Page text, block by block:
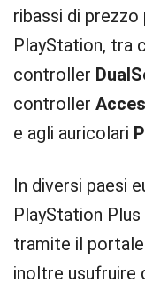
ribassi di
PlayStation, tra
controller
controller
e agli auricolari
In diversi paesi
PlayStation
tramite il
inoltre usufruire